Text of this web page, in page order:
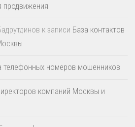
продвижения
к записи База контактов
телефонных номеров мошенников
компаний Москвы и